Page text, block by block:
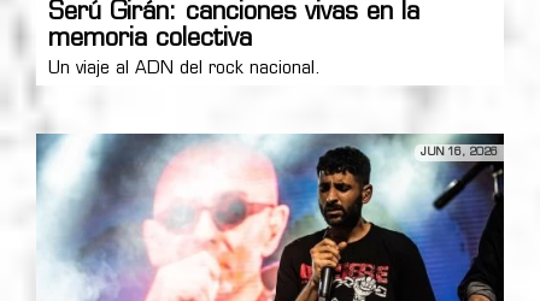
Serú Girán: canciones vivas en la
memoria colectiva
Un viaje al ADN del rock nacional.
JUN 16, 2026